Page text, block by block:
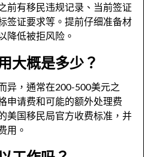
前有移民违规记录、当前签证
签证要求等。提前仔细准备材
降低被拒风险。
大概是多少？
异，通常在200-500美元之
申请费和可能的额外处理费
美国移民局官方收费标准，并
用。